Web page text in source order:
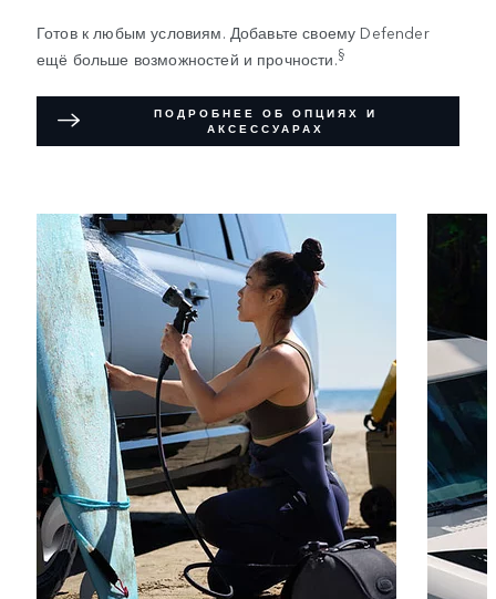
Готов к любым условиям. Добавьте своему Defender
ещё больше возможностей и прочности.§
ПОДРОБНЕЕ ОБ ОПЦИЯХ И
АКСЕССУАРАХ